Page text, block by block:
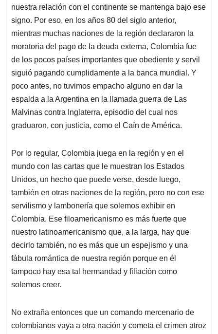
nuestra relación con el continente se mantenga bajo ese
signo. Por eso, en los años 80 del siglo anterior,
mientras muchas naciones de la región declararon la
moratoria del pago de la deuda externa, Colombia fue
de los pocos países importantes que obediente y servil
siguió pagando cumplidamente a la banca mundial. Y
poco antes, no tuvimos empacho alguno en dar la
espalda a la Argentina en la llamada guerra de Las
Malvinas contra Inglaterra, episodio del cual nos
graduaron, con justicia, como el Caín de América.
Por lo regular, Colombia juega en la región y en el
mundo con las cartas que le muestran los Estados
Unidos, un hecho que puede verse, desde luego,
también en otras naciones de la región, pero no con ese
servilismo y lambonería que solemos exhibir en
Colombia. Ese filoamericanismo es más fuerte que
nuestro latinoamericanismo que, a la larga, hay que
decirlo también, no es más que un espejismo y una
fábula romántica de nuestra región porque en él
tampoco hay esa tal hermandad y filiación como
solemos creer.
No extraña entonces que un comando mercenario de
colombianos vaya a otra nación y cometa el crimen atroz